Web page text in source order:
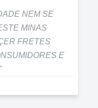
NEM SE
MINAS
FRETES
E